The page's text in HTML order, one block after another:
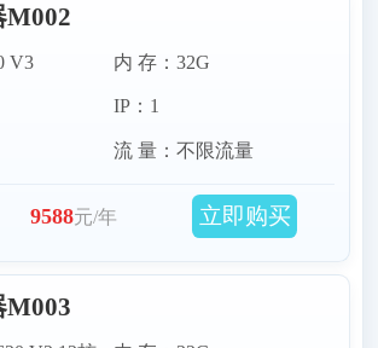
M002
V3 内 存：32G
IP：1
流 量：不限流量
9588元/年 立即购买
M003